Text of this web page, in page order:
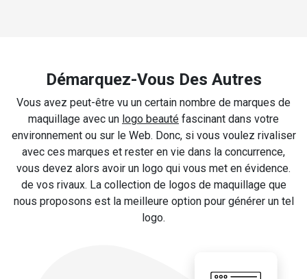
Démarquez-Vous Des Autres
Vous avez peut-être vu un certain nombre de marques de
maquillage avec un logo beauté fascinant dans votre
environnement ou sur le Web. Donc, si vous voulez rivaliser
avec ces marques et rester en vie dans la concurrence,
vous devez alors avoir un logo qui vous met en évidence.
de vos rivaux. La collection de logos de maquillage que
nous proposons est la meilleure option pour générer un tel
logo.